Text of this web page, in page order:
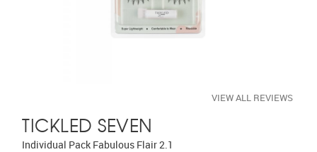
TICKLED SEVEN
Individual Pack Fabulous Flair 2.1
VIEW ALL REVIEWS